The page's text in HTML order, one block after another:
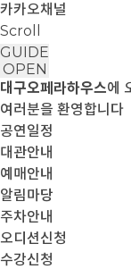
카카오채널
Scroll
GUIDE
OPEN
대구오페라하우스에
여러분을 환영합니다
공연일정
대관안내
예매안내
알림마당
주차안내
오디션신청
수강신청